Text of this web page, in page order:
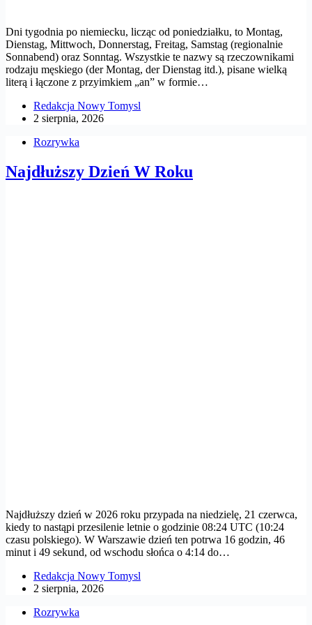
Dni tygodnia po niemiecku, licząc od poniedziałku, to Montag,
Dienstag, Mittwoch, Donnerstag, Freitag, Samstag (regionalnie
Sonnabend) oraz Sonntag. Wszystkie te nazwy są rzeczownikami
rodzaju męskiego (der Montag, der Dienstag itd.), pisane wielką
literą i łączone z przyimkiem „an” w formie…
Redakcja Nowy Tomysl
2 sierpnia, 2026
Rozrywka
Najdłuższy Dzień W Roku
Najdłuższy dzień w 2026 roku przypada na niedzielę, 21 czerwca,
kiedy to nastąpi przesilenie letnie o godzinie 08:24 UTC (10:24
czasu polskiego). W Warszawie dzień ten potrwa 16 godzin, 46
minut i 49 sekund, od wschodu słońca o 4:14 do…
Redakcja Nowy Tomysl
2 sierpnia, 2026
Rozrywka